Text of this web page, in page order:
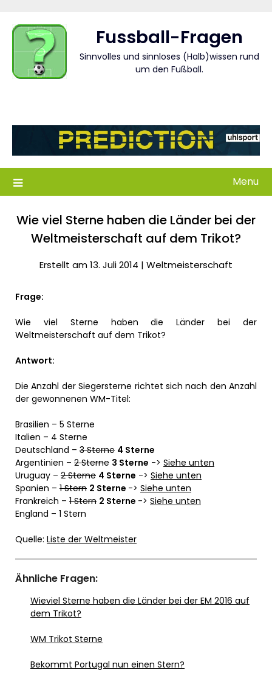
content
Fussball-Fragen
Sinnvolles und sinnloses (Halb)wissen rund
um den Fußball.
Menu
Wie viel Sterne haben die Länder bei der
Weltmeisterschaft auf dem Trikot?
Erstellt am 13. Juli 2014 | Weltmeisterschaft
Frage:
Wie viel Sterne haben die Länder bei der
Weltmeisterschaft auf dem Trikot?
Antwort:
Die Anzahl der Siegersterne richtet sich nach den Anzahl
der gewonnenen WM-Titel:
Brasilien – 5 Sterne
Italien – 4 Sterne
Deutschland – 3 Sterne 4 Sterne
Argentinien – 2 Sterne 3 Sterne -> Siehe unten
Uruguay – 2 Sterne 4 Sterne -> Siehe unten
Spanien – 1 Stern 2 Sterne -> Siehe unten
Frankreich – 1 Stern 2 Sterne -> Siehe unten
England – 1 Stern
Quelle: Liste der Weltmeister
Ähnliche Fragen:
Wieviel Sterne haben die Länder bei der EM 2016 auf
dem Trikot?
WM Trikot Sterne
Bekommt Portugal nun einen Stern?